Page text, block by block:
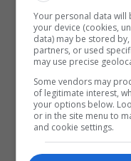
Your personal data
your device (cookies,
data) may be stored
partners, or used
may use precise
Some vendors may
of legitimate interest,
your options below.
or in the site menu to
and cookie settings.